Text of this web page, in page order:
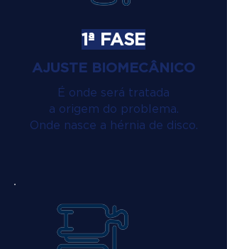
1ª FASE
AJUSTE BIOMECÂNICO
É onde será tratada
a origem do problema.
Onde nasce a hérnia de disco.